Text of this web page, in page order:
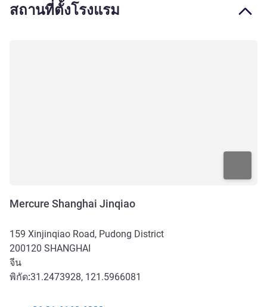
สถานที่ตั้งโรงแรม
Mercure Shanghai Jinqiao
159 Xinjinqiao Road, Pudong District
200120 SHANGHAI
จีน
พิกัด:31.2473928, 121.5966081